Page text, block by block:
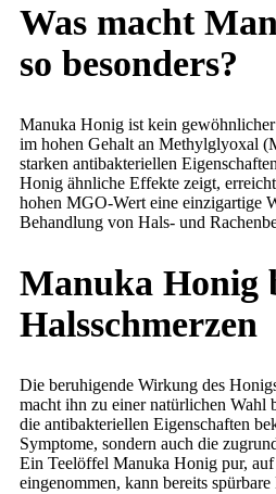
Was macht
so besonders?
Manuka Honig ist kein
im hohen Gehalt an Methylglyoxal
starken antibakteriellen
Honig ähnliche Effekte zeigt,
hohen MGO-Wert eine einzigartige
Behandlung von Hals- und
Manuka Honig
Halsschmerzen
Die beruhigende Wirkung des
macht ihn zu einer natürlichen Wahl
die antibakteriellen Eigenschaften
Symptome, sondern auch die
Ein Teelöffel Manuka Honig pur,
eingenommen, kann bereits